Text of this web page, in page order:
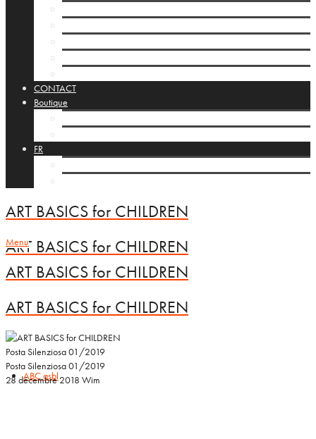
CONTACT
Boutique
FR
ART BASICS for CHILDREN
ART BASICS for CHILDREN
Menu
ART BASICS for CHILDREN
ART BASICS for CHILDREN
ABC asbl
Posta Silenziosa 01/2019
Posta Silenziosa 01/2019
28 décembre 2018 Wim